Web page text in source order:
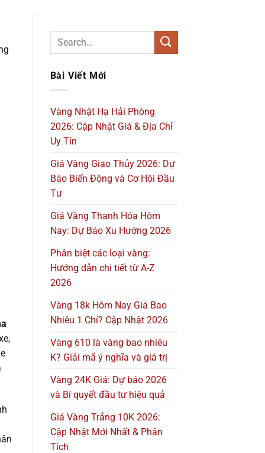
Bài Viết Mới
Vàng Nhật Hạ Hải Phòng
2026: Cập Nhật Giá & Địa Chỉ
Uy Tín
Giá Vàng Giao Thủy 2026: Dự
Báo Biến Động và Cơ Hội Đầu
Tư
Giá Vàng Thanh Hóa Hôm
Nay: Dự Báo Xu Hướng 2026
Phân biệt các loại vàng:
Hướng dẫn chi tiết từ A-Z
2026
Vàng 18k Hôm Nay Giá Bao
Nhiêu 1 Chỉ? Cập Nhật 2026
Vàng 610 là vàng bao nhiêu
K? Giải mã ý nghĩa và giá trị
Vàng 24K Giá: Dự báo 2026
và Bí quyết đầu tư hiệu quả
Giá Vàng Trắng 10K 2026:
Cập Nhật Mới Nhất & Phân
Tích